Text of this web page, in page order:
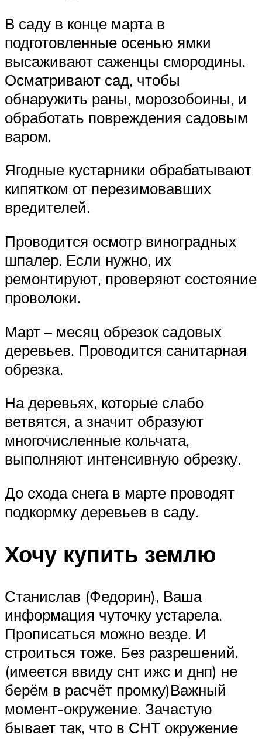
В саду в конце марта в
подготовленные осенью ямки
высаживают саженцы смородины.
Осматривают сад, чтобы
обнаружить раны, морозобоины, и
обработать повреждения садовым
варом.
Ягодные кустарники обрабатывают
кипятком от перезимовавших
вредителей.
Проводится осмотр виноградных
шпалер. Если нужно, их
ремонтируют, проверяют состояние
проволоки.
Март – месяц обрезок садовых
деревьев. Проводится санитарная
обрезка.
На деревьях, которые слабо
ветвятся, а значит образуют
многочисленные кольчата,
выполняют интенсивную обрезку.
До схода снега в марте проводят
подкормку деревьев в саду.
Хочу купить землю
Станислав (Федорин), Ваша
информация чуточку устарела.
Прописаться можно везде. И
строиться тоже. Без разрешений.
(имеется ввиду снт ижс и днп) не
берём в расчёт промку)Важный
момент-окружение. Зачастую
бывает так, что в СНТ окружение